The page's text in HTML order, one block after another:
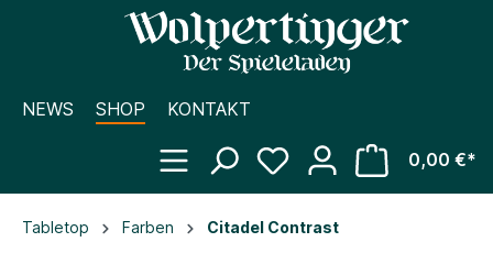
NEWS SHOP KONTAKT
0,00 €*
Tabletop Farben Citadel Contrast